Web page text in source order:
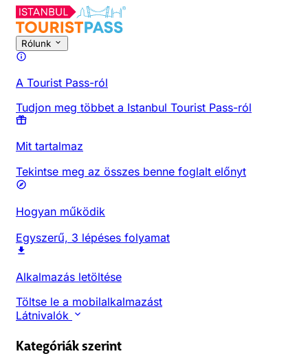
Rólunk
A Tourist Pass-ról
Tudjon meg többet a Istanbul Tourist Pass-ról
Mit tartalmaz
Tekintse meg az összes benne foglalt előnyt
Hogyan működik
Egyszerű, 3 lépéses folyamat
Alkalmazás letöltése
Töltse le a mobilalkalmazást
Látnivalók
Kategóriák szerint